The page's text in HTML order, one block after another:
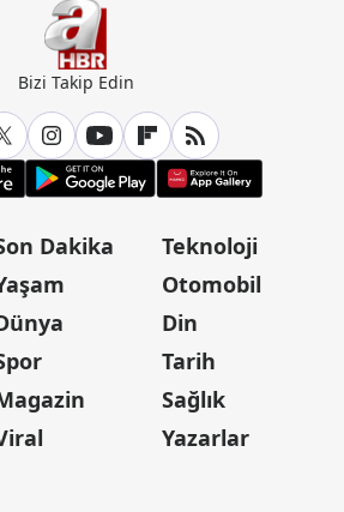
Bizi Takip Edin
Dakika
Teknoloji
Otomobil
Din
Tarih
Sağlık
Yazarlar